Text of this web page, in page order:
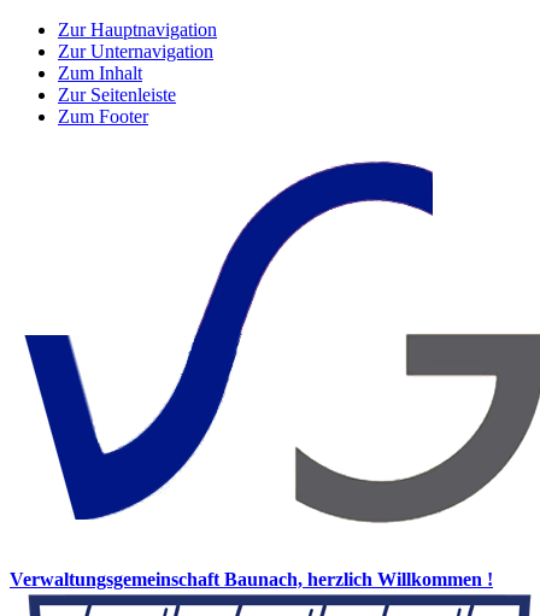
Zur Hauptnavigation
Zur Unternavigation
Zum Inhalt
Zur Seitenleiste
Zum Footer
Verwaltungsgemeinschaft Baunach, herzlich Willkommen !